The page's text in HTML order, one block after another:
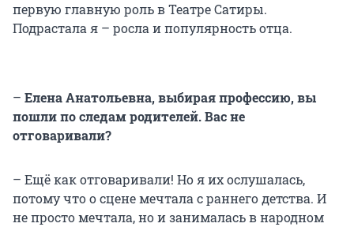
первую главную роль в Театре Сатиры.
Подрастала я – росла и популярность отца.
– Елена Анатольевна, выбирая профессию, вы
пошли по следам родителей. Вас не
отговаривали?
– Ещё как отговаривали! Но я их ослушалась,
потому что о сцене мечтала с раннего детства. И
не просто мечтала, но и занималась в народном